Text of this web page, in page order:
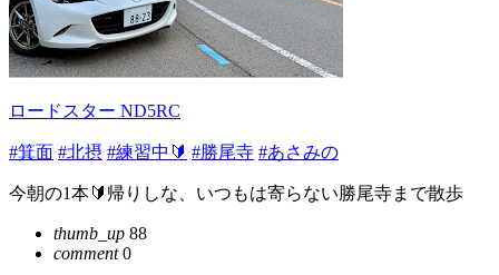
ロードスター ND5RC
#箕面 #北摂 #練習中🔰 #勝尾寺 #あさみの
今朝の1本🔰帰りしな、いつもは寄らない勝尾寺まで散歩
thumb_up 88
comment0